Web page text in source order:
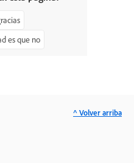
es que no
^ Volver arriba